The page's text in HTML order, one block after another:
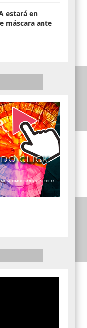
estará en